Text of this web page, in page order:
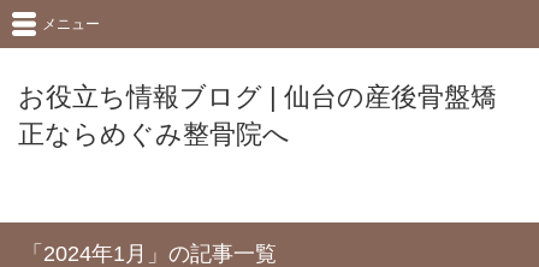
お役立ち情報ブログ | 仙台の産後骨盤矯
正ならめぐみ整骨院へ
メニュー
「2024年1月」の記事一覧